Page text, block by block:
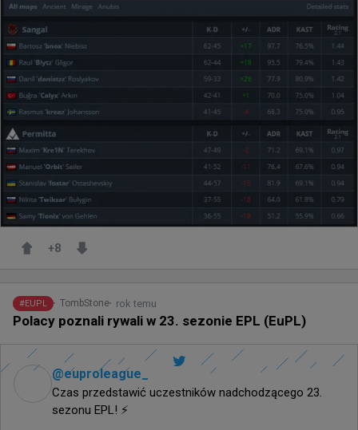
+8
#EUPL TombStone rok temu
Polacy poznali rywali w 23. sezonie EPL (EuPL)
@euproleague_
Czas przedstawić uczestników nadchodzącego 23.
sezonu EPL! ⚡️